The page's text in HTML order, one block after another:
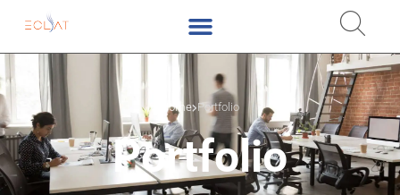
Home Portfolio
Portfolio